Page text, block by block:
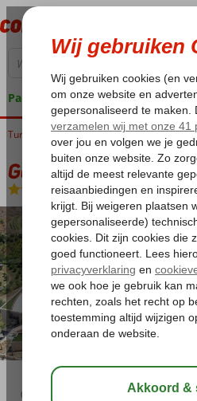
Pakketgarantie
Home
Turkije Turkse Riviera Alanya Mahmutlar
Gold City Hotel
All Inclusive-Hotel
03:45